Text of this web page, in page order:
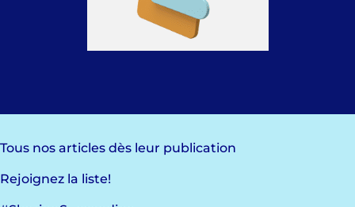
Tous nos articles dès leur publication
Rejoignez la liste!